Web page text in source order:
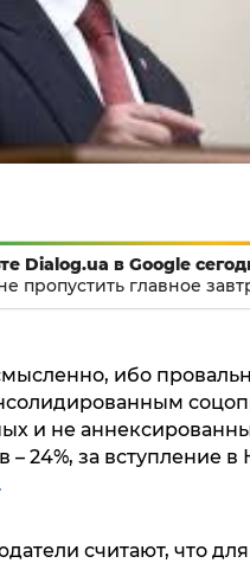
Dialog.ua в Google
пропустить главное
ибо
и не
– 24%, за вступление
считают, что